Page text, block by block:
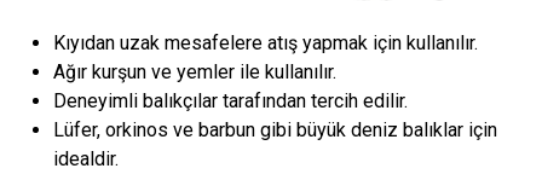
Kıyıdan uzak mesafelere atış yapmak için kullanılır.
Ağır kurşun ve yemler ile kullanılır.
Deneyimli balıkçılar tarafından tercih edilir.
Lüfer, orkinos ve barbun gibi büyük deniz balıklar için
idealdir.